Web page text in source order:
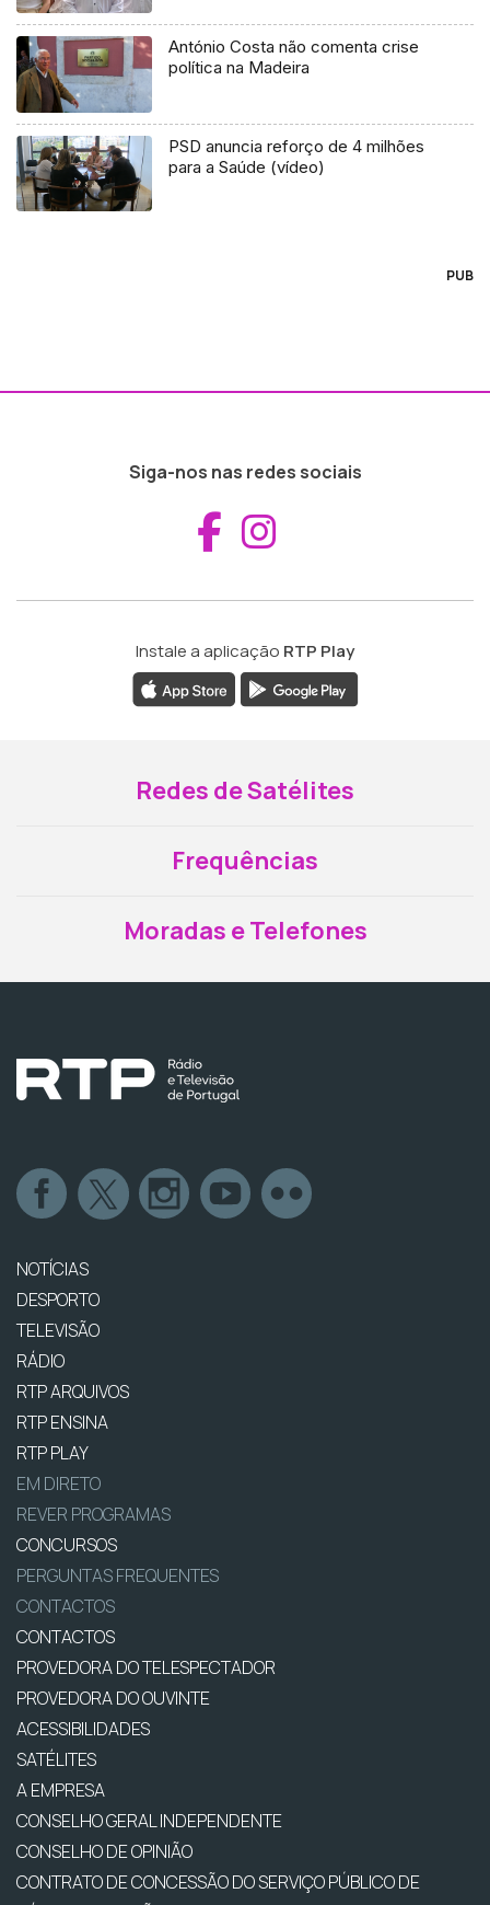
António Costa não comenta crise
política na Madeira
PSD anuncia reforço de 4 milhões
para a Saúde (vídeo)
PUB
Siga-nos nas redes sociais
Aceder ao
Instale a aplicação RTP Play
Redes de Satélites
Frequências
Moradas e Telefones
NOTÍCIAS
DESPORTO
TELEVISÃO
RÁDIO
RTP ARQUIVOS
RTP ENSINA
RTP PLAY
EM DIRETO
REVER PROGRAMAS
CONCURSOS
PERGUNTAS FREQUENTES
CONTACTOS
CONTACTOS
PROVEDORA DO TELESPECTADOR
PROVEDORA DO OUVINTE
ACESSIBILIDADES
SATÉLITES
A EMPRESA
CONSELHO GERAL INDEPENDENTE
CONSELHO DE OPINIÃO
CONTRATO DE CONCESSÃO DO SERVIÇO PÚBLICO DE